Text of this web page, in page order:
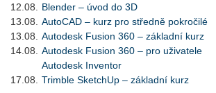
12.08.
Blender – úvod do 3D
13.08.
AutoCAD – kurz pro středně pokročilé
13.08.
Autodesk Fusion 360 – základní kurz
14.08.
Autodesk Fusion 360 – pro uživatele
Autodesk Inventor
17.08.
Trimble SketchUp – základní kurz